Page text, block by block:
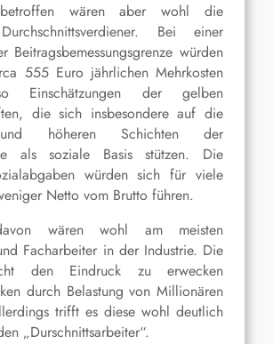
betroffen wären aber wohl die
Bei einer
Beitragsbemessungsgrenze würden
555 Euro jährlichen Mehrkosten
Einschätzungen der gelben
die sich insbesondere auf die
höheren Schichten der
als soziale Basis stützen. Die
würden sich für viele
Netto vom Brutto führen.
wären wohl am meisten
Facharbeiter in der Industrie. Die
den Eindruck zu erwecken
durch Belastung von Millionären
trifft es diese wohl deutlich
„Durschnittsarbeiter“.